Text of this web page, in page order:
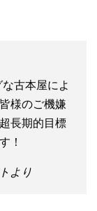
古本屋によ
様のご機嫌
長期的目標
！
より